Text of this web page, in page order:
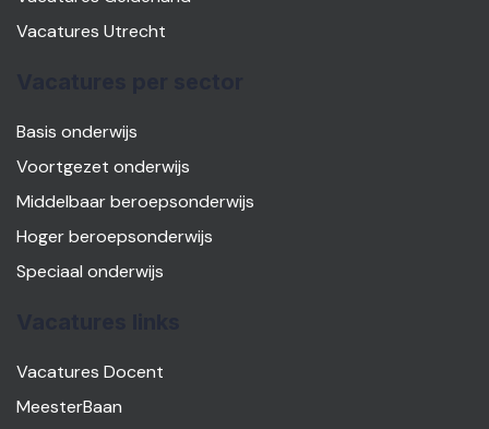
Vacatures Utrecht
Basis onderwijs
Voortgezet onderwijs
Middelbaar beroepsonderwijs
Hoger beroepsonderwijs
Speciaal onderwijs
Vacatures Docent
MeesterBaan